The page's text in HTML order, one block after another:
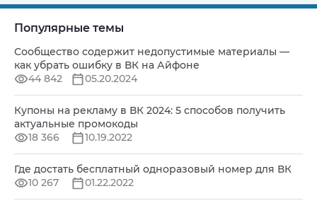
Популярные темы
Сообщество содержит недопустимые материалы —
как убрать ошибку в ВК на Айфоне
44 842
05.20.2024
Купоны на рекламу в ВК 2024: 5 способов получить
актуальные промокоды
18 366
10.19.2022
Где достать бесплатный одноразовый номер для ВК
10 267
01.22.2022